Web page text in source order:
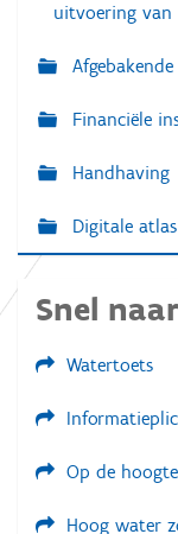
uitvoering van
Financiële
Handhaving
Digitale atlas
Snel
Watertoets
Op de
Hoog water